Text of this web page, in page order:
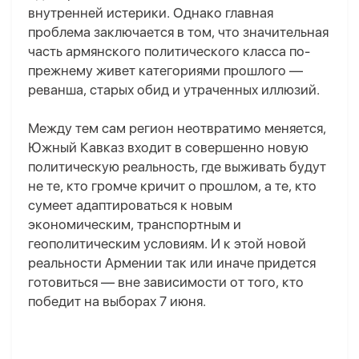
внутренней истерики. Однако главная
проблема заключается в том, что значительная
часть армянского политического класса по-
прежнему живет категориями прошлого —
реванша, старых обид и утраченных иллюзий.
Между тем сам регион неотвратимо меняется,
Южный Кавказ входит в совершенно новую
политическую реальность, где выживать будут
не те, кто громче кричит о прошлом, а те, кто
сумеет адаптироваться к новым
экономическим, транспортным и
геополитическим условиям. И к этой новой
реальности Армении так или иначе придется
готовиться — вне зависимости от того, кто
победит на выборах 7 июня.